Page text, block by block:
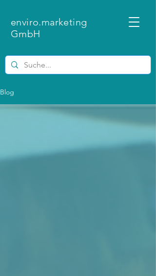
enviro.marketing
GmbH
Blog